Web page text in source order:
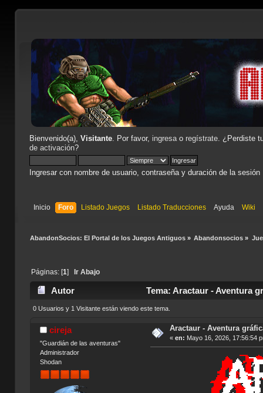
Bienvenido(a), Visitante. Por favor, ingresao regístrate. ¿Perdiste
de activación?
Ingresar con nombre de usuario, contraseña y duración de la sesión
Inicio Foro Listado Juegos Listado Traducciones Ayuda Wiki
AbandonSocios: El Portal de los Juegos Antiguos» Abandonsocios »
Páginas: [1] Ir Abajo
Autor Tema: Aractaur - Aventura
0 Usuarios y 1 Visitante están viendo este tema.
cireja
"Guardián de las aventuras"
Administrador
Shodan
Aractaur - Aventura
« en: Mayo 16, 2026, 17:56:54